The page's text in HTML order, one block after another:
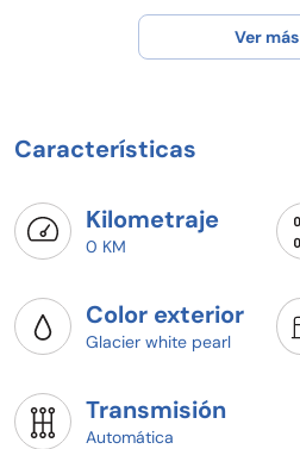
Ver más
Características
Kilometraje
0 KM
Color exterior
Glacier white pearl
Transmisión
Automática